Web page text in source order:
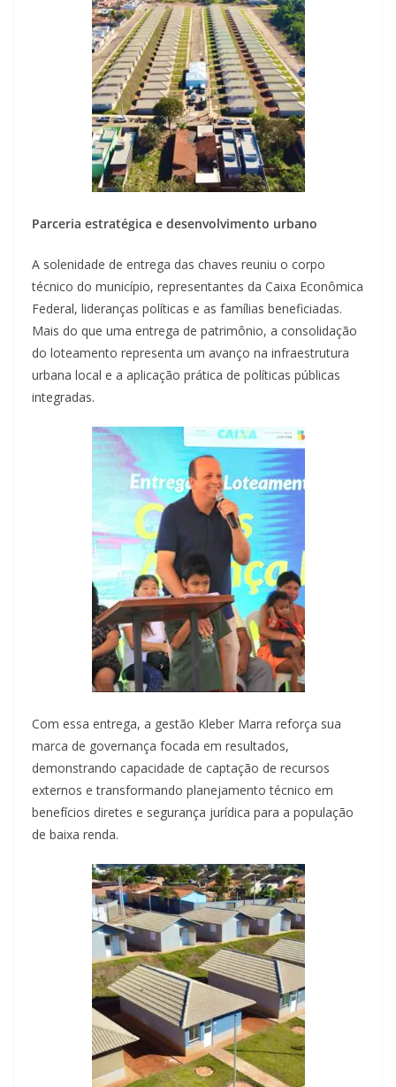
Parceria estratégica e desenvolvimento urbano
A solenidade de entrega das chaves reuniu o corpo
técnico do município, representantes da Caixa Econômica
Federal, lideranças políticas e as famílias beneficiadas.
Mais do que uma entrega de patrimônio, a consolidação
do loteamento representa um avanço na infraestrutura
urbana local e a aplicação prática de políticas públicas
integradas.
Com essa entrega, a gestão Kleber Marra reforça sua
marca de governança focada em resultados,
demonstrando capacidade de captação de recursos
externos e transformando planejamento técnico em
benefícios diretes e segurança jurídica para a população
de baixa renda.